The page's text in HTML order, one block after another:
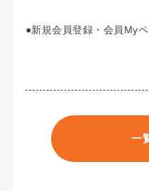
●新規会員登録・会員My
一